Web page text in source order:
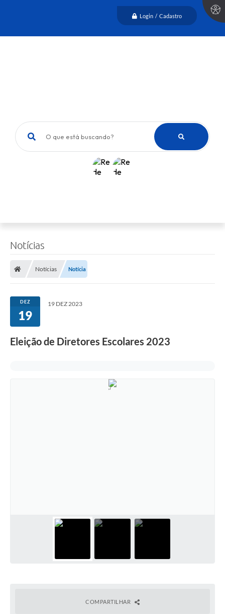
Login / Cadastro
O que está buscando?
Notícias
Notícias Notícia
DEZ
19
19 DEZ 2023
Eleição de Diretores Escolares 2023
COMPARTILHAR